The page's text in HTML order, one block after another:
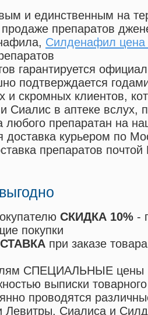
и единственным на
препаратов
, Силденафил цена
гарантируется
подтверждается
и скромных клиентов,
Сиалис в аптеке вслух,
любого препаратан на
доставка курьером по
препаратов
СКИДКА 10% -
покупки
при заказе
СПЕЦИАЛЬНЫЕ цены
выписки
проводятся
Левитры, Сиалиса и